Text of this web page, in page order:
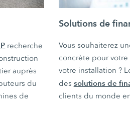
recherche
auprès
du
de
Solutions de
Vous souhaiterez
concrète pour
votre installation ?
des solutions de
clients du monde